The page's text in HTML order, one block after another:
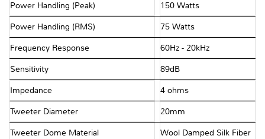
Power Handling (Peak) 150 Watts
Power Handling (RMS) 75 Watts
Frequency Response 60Hz - 20kHz
Sensitivity 89dB
Impedance 4 ohms
Tweeter Diameter 20mm
Tweeter Dome Material Wool Damped Silk Fiber